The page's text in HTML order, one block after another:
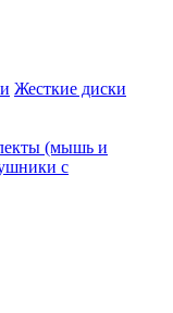
Жесткие диски
(мышь и
с